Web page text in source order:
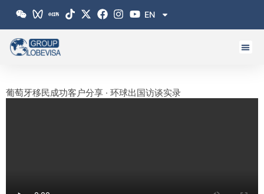
EN
葡萄牙移民成功客户分享 · 环球出国访谈实录